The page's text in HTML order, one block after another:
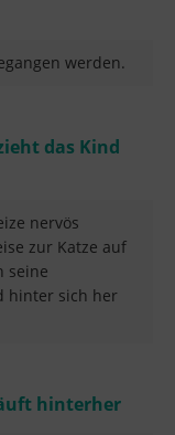
werden.
das Kind
nervös
zur Katze auf
seine
hinter sich her
hinterher